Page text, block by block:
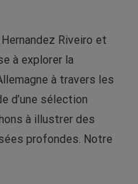
Riveiro et
à explorer la
à travers les
d’une sélection
à illustrer des
profondes. Notre